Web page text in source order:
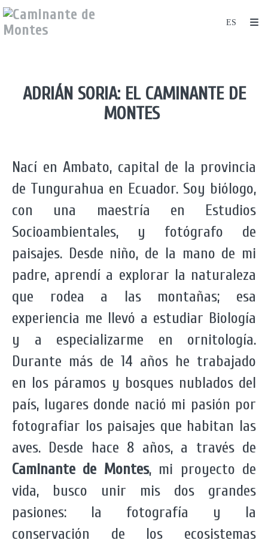
ADRIÁN SORIA: EL CAMINANTE DE
MONTES
Nací en Ambato, capital de la provincia
de Tungurahua en Ecuador. Soy biólogo,
con una maestría en Estudios
Socioambientales, y fotógrafo de
paisajes. Desde niño, de la mano de mi
padre, aprendí a explorar la naturaleza
que rodea a las montañas; esa
experiencia me llevó a estudiar Biología
y a especializarme en ornitología.
Durante más de 14 años he trabajado
en los páramos y bosques nublados del
país, lugares donde nació mi pasión por
fotografiar los paisajes que habitan las
aves. Desde hace 8 años, a través de
Caminante de Montes, mi proyecto de
vida, busco unir mis dos grandes
pasiones: la fotografía y la
conservación de los ecosistemas